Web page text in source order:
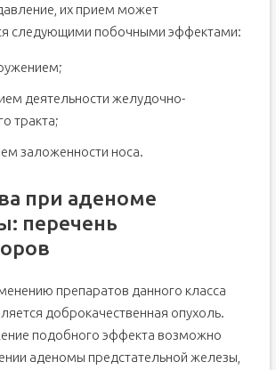
их прием может
следующими побочными эффектами:
деятельности желудочно-
тракта;
заложенности носа.
при аденоме
перечень
препаратов данного класса
доброкачественная опухоль.
подобного эффекта возможно
аденомы предстательной железы,